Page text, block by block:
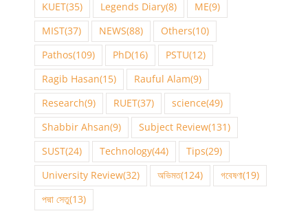
KUET(35) Legends Diary(8) ME(9)
MIST(37) NEWS(88) Others(10)
Pathos(109) PhD(16) PSTU(12)
Ragib Hasan(15) Rauful Alam(9)
Research(9) RUET(37) science(49)
Shabbir Ahsan(9) Subject Review(131)
SUST(24) Technology(44) Tips(29)
University Review(32) অভিমত(124) গবেষণা(19)
পদ্মা সেতু(13)